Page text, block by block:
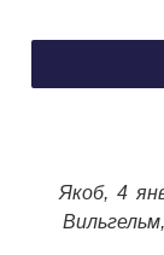
Якоб, 4